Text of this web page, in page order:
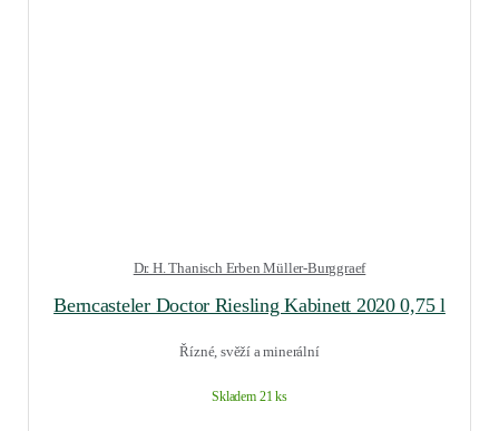
Dr. H. Thanisch Erben Müller-Burggraef
Berncasteler Doctor Riesling Kabinett 2020 0,75 l
Řízné, svěží a minerální
Skladem 21 ks